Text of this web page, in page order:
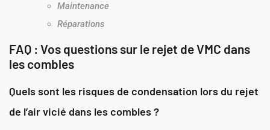
Maintenance
Réparations
FAQ : Vos questions sur le rejet de VMC dans
les combles
Quels sont les risques de condensation lors du rejet
de l’air vicié dans les combles ?